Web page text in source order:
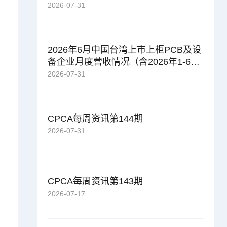
2026-07-31
2026年6月中国台湾上市上柜PCB及设
备企业月度营收情况（含2026年1-6
月）
2026-07-31
CPCA每周资讯第144期
2026-07-31
CPCA每周资讯第143期
2026-07-17